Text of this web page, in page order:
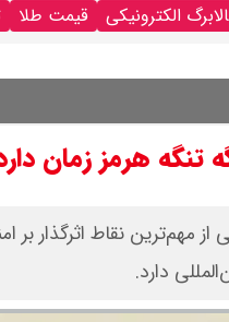
الکترونیکی قیمت طلا
تنگه هرمز زمان
مهم‌ترین نقاط اثرگذار
دارد.